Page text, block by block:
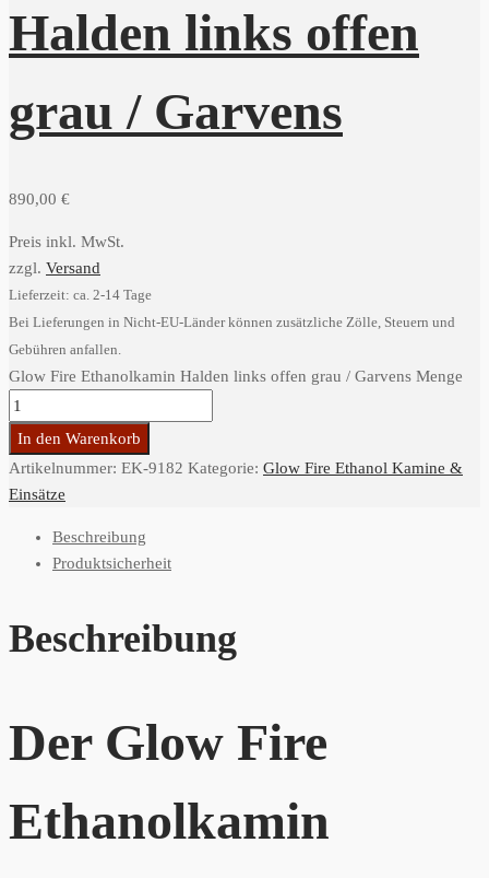
Halden links offen
grau / Garvens
890,00 €
Preis inkl. MwSt.
zzgl. Versand
Lieferzeit: ca. 2-14 Tage
Bei Lieferungen in Nicht-EU-Länder können zusätzliche Zölle, Steuern und
Gebühren anfallen.
Glow Fire Ethanolkamin Halden links offen grau / Garvens Menge
In den Warenkorb
Artikelnummer: EK-9182 Kategorie: Glow Fire Ethanol Kamine &
Einsätze
Beschreibung
Produktsicherheit
Beschreibung
Der Glow Fire
Ethanolkamin